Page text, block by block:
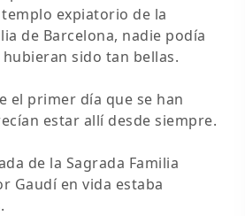
expiatorio de la
de Barcelona, nadie podía
sido tan bellas.
el primer día que se han
estar allí desde siempre.
de la Sagrada Familia
Gaudí en vida estaba